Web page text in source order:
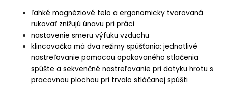
ľahké magnéziové telo a ergonomicky tvarovaná
rukoväť znižujú únavu pri práci
nastavenie smeru výfuku vzduchu
klincovačka má dva režimy spúšťania: jednotlivé
nastreľovanie pomocou opakovaného stlačenia
spúšte a sekvenčné nastreľovanie pri dotyku hrotu s
pracovnou plochou pri trvalo stláčanej spúšti